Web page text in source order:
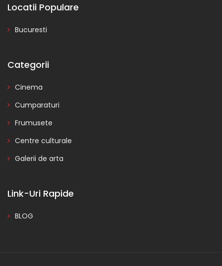
Locatii Populare
Bucuresti
Categorii
Cinema
Cumparaturi
Frumusete
Centre culturale
Galerii de arta
Link-Uri Rapide
BLOG